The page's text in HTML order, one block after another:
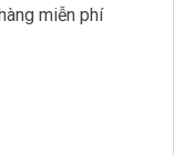
miễn phí